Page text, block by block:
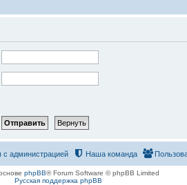
Наша команда
с администрацией
phpBB® Forum Software © phpBB Limited
Русская поддержка phpBB